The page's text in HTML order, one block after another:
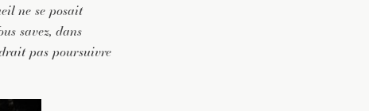
ne se posait
savez, dans
pas poursuivre